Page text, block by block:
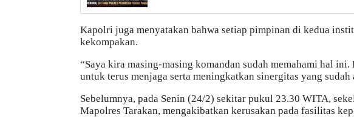
Kapolri juga menyatakan bahwa setiap pimpinan di kedua
kekompakan.
“Saya kira masing-masing komandan sudah memahami hal
untuk terus menjaga serta meningkatkan sinergitas yang sudah
Sebelumnya, pada Senin (24/2) sekitar pukul 23.30 WITA,
Mapolres Tarakan, mengakibatkan kerusakan pada fasilitas